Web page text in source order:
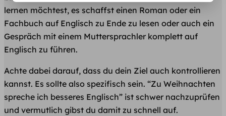
lernen möchtest, es schaffst einen Roman oder ein
Fachbuch auf Englisch zu Ende zu lesen oder auch ein
Gespräch mit einem Muttersprachler komplett auf
Englisch zu führen.
Achte dabei darauf, dass du dein Ziel auch kontrollieren
kannst. Es sollte also spezifisch sein. “Zu Weihnachten
spreche ich besseres Englisch” ist schwer nachzuprüfen
und vermutlich gibst du damit zu schnell auf.